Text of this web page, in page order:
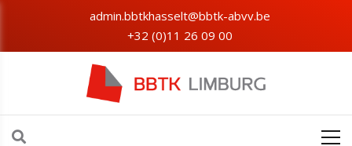
admin.bbtkhasselt@bbtk-abvv.be
+32 (0)11 26 09 00